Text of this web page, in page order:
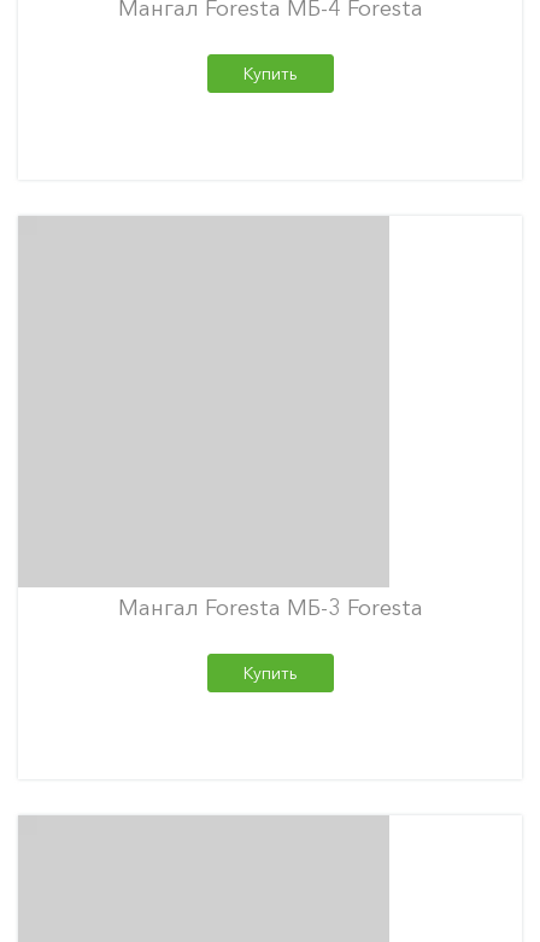
Мангал Foresta МБ-4 Foresta
Купить
Мангал Foresta МБ-3 Foresta
Купить